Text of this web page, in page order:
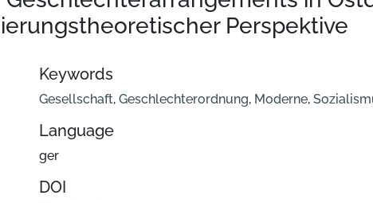
Perspektive
Keywords
Gesellschaft, Geschlechterordnung, Moderne,
Language
ger
DOI